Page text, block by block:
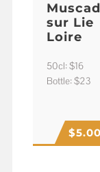
sur Lie
Loire
50cl: $16
Bottle: $23
$5.00